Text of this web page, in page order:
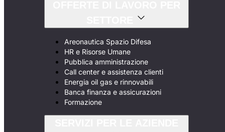
Areonautica Spazio Difesa
HR e Risorse Umane
Pubblica amministrazione
Call center e assistenza clienti
Energia oil gas e rinnovabili
Banca finanza e assicurazioni
Formazione